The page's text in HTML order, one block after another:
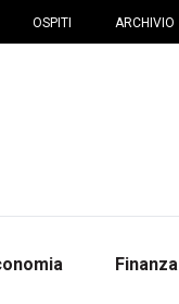
OSPITI ARCHIVIO
Finanza